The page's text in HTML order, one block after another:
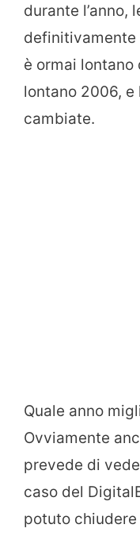
durante l’anno,
definitivamente
è ormai lontano
lontano 2006,
cambiate.
Quale anno
Ovviamente
prevede di
caso del
potuto